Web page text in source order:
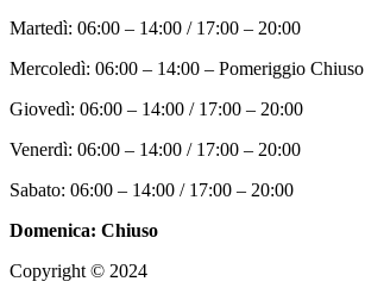
Martedì: 06:00 – 14:00 / 17:00 – 20:00
Mercoledì: 06:00 – 14:00 – Pomeriggio Chiuso
Giovedì: 06:00 – 14:00 / 17:00 – 20:00
Venerdì: 06:00 – 14:00 / 17:00 – 20:00
Sabato: 06:00 – 14:00 / 17:00 – 20:00
Domenica: Chiuso
Copyright © 2024